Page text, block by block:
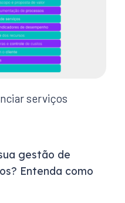
serviços
gestão de
Entenda como